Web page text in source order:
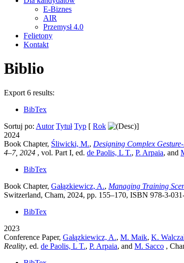
E-Biznes
AIR
Przemysł 4.0
Felietony
Kontakt
Biblio
Export 6 results:
BibTex
Sortuj po: Autor Tytuł Typ [ Rok
]
2024
Book Chapter, Śliwicki, M., Designing Complex
4–7, 2024 , vol. Part I, ed. de Paolis, L T., P. Arpaia, and
BibTex
Book Chapter, Gałązkiewicz, A., Managing Training
Switzerland, Cham, 2024, pp. 155–170, ISBN 978-3-
BibTex
2023
Conference Paper, Gałązkiewicz, A., M. Maik, K.
Reality, ed. de Paolis, L T., P. Arpaia, and M. Sacco ,